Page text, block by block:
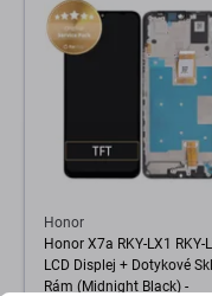
Honor
Honor X7a RKY-LX1 RKY-
LCD Displej + Dotykové
Rám (Midnight Black) -